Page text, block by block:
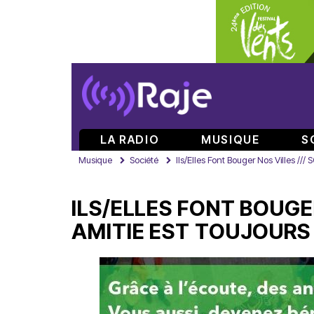
LA RADIO MUSIQUE
Musique Société Ils/Elles Font Bouger Nos Villes ///
ILS/ELLES FONT
AMITIE EST